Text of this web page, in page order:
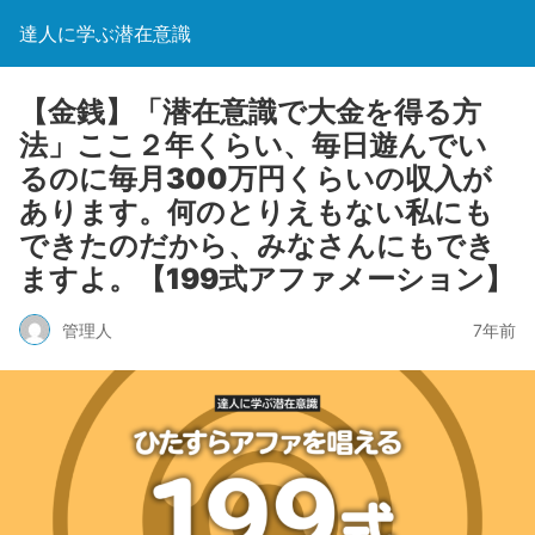
達人に学ぶ潜在意識
【金銭】「潜在意識で大金を得る方
法」ここ２年くらい、毎日遊んでい
るのに毎月300万円くらいの収入が
あります。何のとりえもない私にも
できたのだから、みなさんにもでき
ますよ。【199式アファメーション】
管理人 7年前